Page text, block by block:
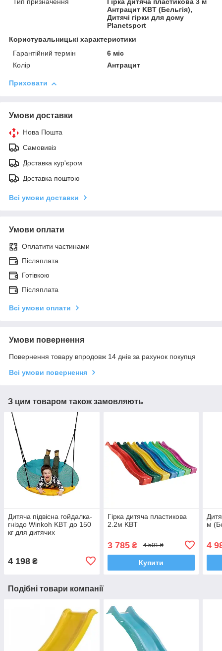
Тип призначення
Гірка дитяча пластикова 3 м
Антрацит KBT (Бельгія),
Дитячі гірки для дому
Planetsport
Користувальницькі характеристики
Гарантійний термін
6 міс
Колір
Антрацит
Приховати
Умови доставки
Нова Пошта
Самовивіз
Доставка кур'єром
Доставка поштою
Всі умови доставки
Умови оплати
Оплатити частинами
Післяплата
Готівкою
Післяплата
Всі умови оплати
Умови повернення
Повернення товару впродовж 14 днів за рахунок покупця
Всі умови повернення
З цим товаром також замовляють
Дитяча підвісна гойдалка-
гніздо Winkoh KBT до 150
кг для дитячих
4 198 ₴
Гірка дитяча пластикова
2.2м KBT
3 785₴ 4 501 ₴
Купити
м
4
Подібні товари компанії